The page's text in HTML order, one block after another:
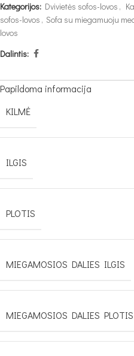
Kategorijos: Dvivietės sofos-lovos ,
sofos-lovos , Sofa su miegamuoju
lovos
Dalintis:
Papildoma informacija
KILMĖ
ILGIS
PLOTIS
MIEGAMOSIOS DALIES ILGIS
MIEGAMOSIOS DALIES PLOTIS